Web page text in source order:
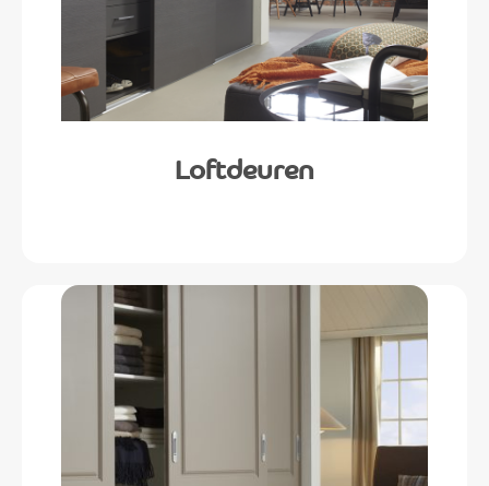
Loftdeuren